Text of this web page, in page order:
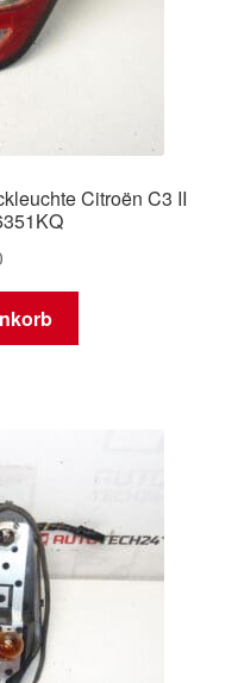
Citroën C3 II